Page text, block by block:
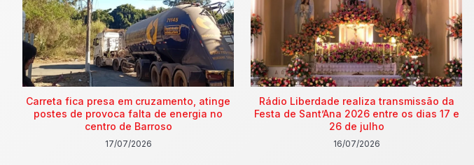
Carreta fica presa em cruzamento, atinge
postes de provoca falta de energia no
centro de Barroso
17/07/2026
Rádio Liberdade realiza transmissão da
Festa de Sant’Ana 2026 entre os dias 17 e
26 de julho
16/07/2026